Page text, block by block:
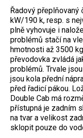
Řadový přeplňovaný
kW/190 k, resp. s
plně vyhovuje i
problémů stačí na
hmotnosti až 3500
převodovka zvládá
problémů. Trvale
jsou kola přední
před řadicí pákou.
Double Cab má
přístupná je zadním
na tvar a velikost
sklopit pouze do